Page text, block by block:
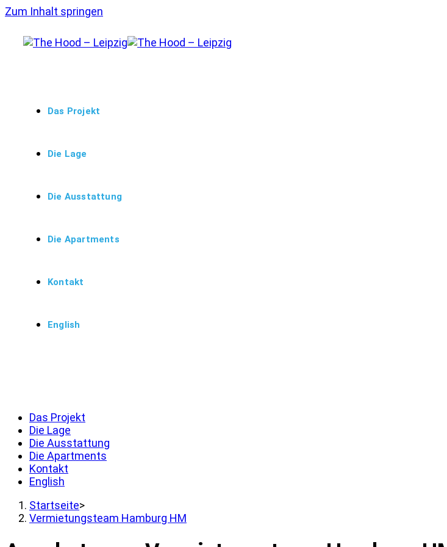
Zum Inhalt springen
Das Projekt
Die Lage
Die Ausstattung
Die Apartments
Kontakt
English
Das Projekt
Die Lage
Die Ausstattung
Die Apartments
Kontakt
English
Startseite>
Vermietungsteam Hamburg HM